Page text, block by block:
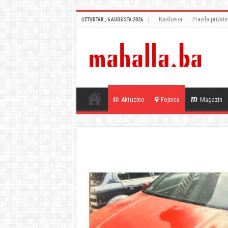
ČETVRTAK , 6 AUGUSTA 2026 Naslovna Pravila
Aktuelno Fojnica Magazin